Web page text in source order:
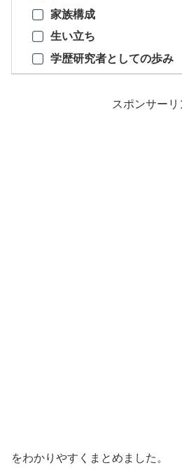
家族構成
生い立ち
学歴研究者としての歩み
スポンサーリ
をわかりやすくまとめました。